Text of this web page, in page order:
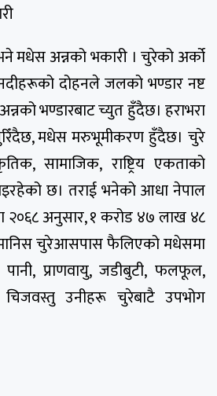
मधेस अन्नको भकारी । चुरेको अर्को
नदीहरूको दोहनले जलको भण्डार नष्ट
भण्डारबाट च्युत हुँदैछ। हराभरा
मधेस मरुभूमीकरण हुँदैछ। चुरे
सामाजिक, राष्ट्रिय एकताको
छ। तराई भनेको आधा नेपाल
२०६८ अनुसार, १ करोड ४७ लाख ४८
चुरेआसपास फैलिएको मधेसमा
प्राणवायु, जडीबुटी, फलफूल,
उनीहरू चुरेबाटै उपभोग